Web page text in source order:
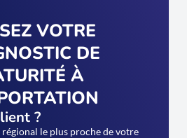
VOTRE
DE
À
?
le plus proche de votre